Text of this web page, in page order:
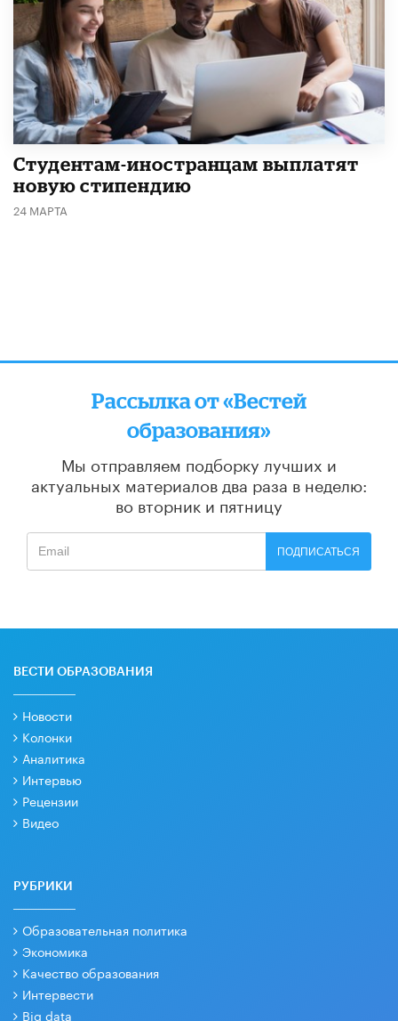
Студентам-иностранцам выплатят
новую стипендию
24 МАРТА
Рассылка от «Вестей
образования»
Мы отправляем подборку лучших и
актуальных материалов два раза в неделю:
во вторник и пятницу
ПОДПИСАТЬСЯ
ВЕСТИ ОБРАЗОВАНИЯ
Новости
Колонки
Аналитика
Интервью
Рецензии
Видео
РУБРИКИ
Образовательная политика
Экономика
Качество образования
Интервести
Big data